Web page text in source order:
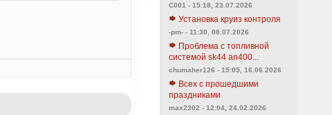
C001 - 15:18, 23.07.2026
Установка круиз контроля
-pm- - 11:30, 08.07.2026
Проблема с топливной
системой sk44 an400...
chumaher126 - 15:05, 16.06.2026
Всех с прошедшими
праздниками
max2302 - 12:04, 24.02.2026